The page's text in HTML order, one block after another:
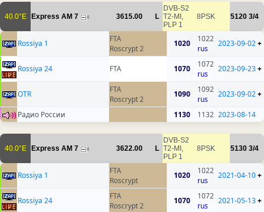
40.0°E Express AM 7 4 3615.00 L
DVB-S2
T2-MI,
PLP 1
8PSK 5120 3/4
Rossiya 1
FTA
Roscrypt 2
1020
1022
rus
2023-09-02+
Rossiya 24 FTA 1070
1072
rus
2023-09-23+
OTR
FTA
Roscrypt 2
1090
1092
rus
2023-09-02+
Радио России 1130 1132 2023-08-14
40.0°E Express AM 7 4 3622.00 L
DVB-S2
T2-MI,
PLP 1
8PSK 5130 3/4
Rossiya 1
FTA
Roscrypt
1020
1022
rus
2021-04-10+
Rossiya 24
FTA
Roscrypt 2
1070
1072
rus
2021-05-13+